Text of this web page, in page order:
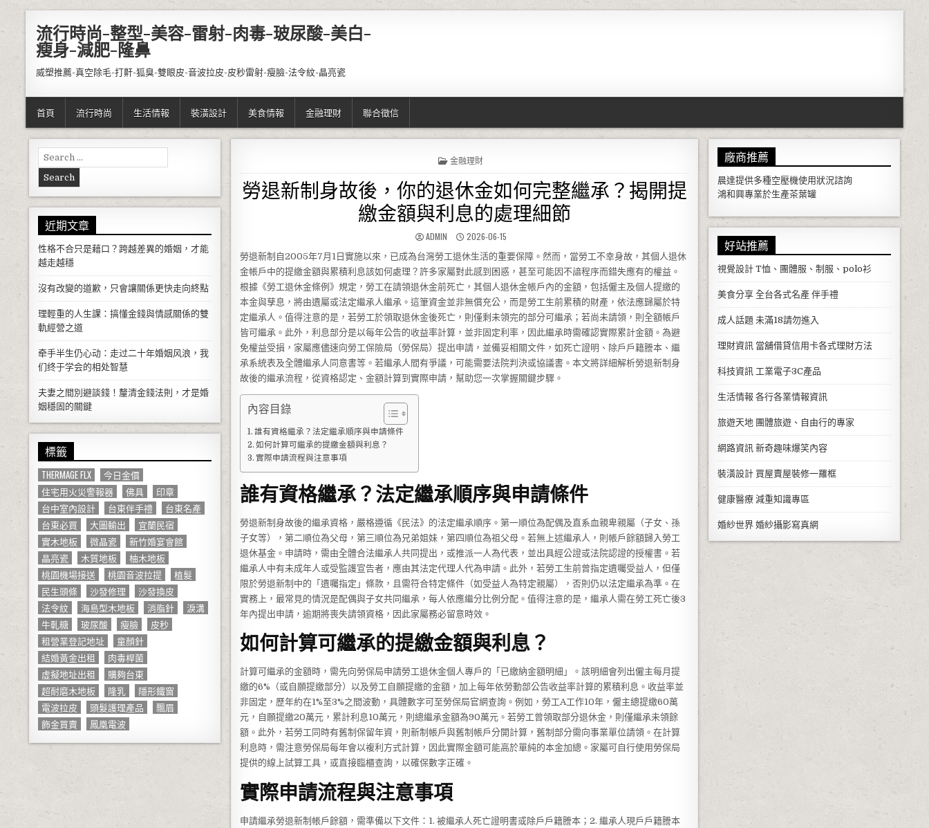
流行時尚-整型-美容-雷射-肉毒-玻尿酸-美白-
瘦身-減肥-隆鼻
威塑推薦-真空除毛-打鼾-狐臭-雙眼皮-音波拉皮-皮秒雷射-瘦臉-法令紋-晶亮瓷
首頁 流行時尚 生活情報 裝潢設計 美食情報 金融理財 聯合徵信
POSTED IN
金融理財
勞退新制身故後，你的退休金如何完整繼承？揭開提
繳金額與利息的處理細節
AUTHOR:
ADMIN PUBLISHED DATE:
2026-06-15
勞退新制自2005年7月1日實施以來，已成為台灣勞工退休生活的重要保障。然而，當勞工不幸身故，其個人退休
金帳戶中的提繳金額與累積利息該如何處理？許多家屬對此感到困惑，甚至可能因不諳程序而錯失應有的權益。
根據《勞工退休金條例》規定，勞工在請領退休金前死亡，其個人退休金帳戶內的金額，包括僱主及個人提繳的
本金與孳息，將由遺屬或法定繼承人繼承。這筆資金並非無償充公，而是勞工生前累積的財產，依法應歸屬於特
定繼承人。值得注意的是，若勞工於領取退休金後死亡，則僅剩未領完的部分可繼承；若尚未請領，則全額帳戶
皆可繼承。此外，利息部分是以每年公告的收益率計算，並非固定利率，因此繼承時需確認實際累計金額。為避
免權益受損，家屬應儘速向勞工保險局（勞保局）提出申請，並備妥相關文件，如死亡證明、除戶戶籍謄本、繼
承系統表及全體繼承人同意書等。若繼承人間有爭議，可能需要法院判決或協議書。本文將詳細解析勞退新制身
故後的繼承流程，從資格認定、金額計算到實際申請，幫助您一次掌握關鍵步驟。
內容目錄
誰有資格繼承？法定繼承順序與申請條件
如何計算可繼承的提繳金額與利息？
實際申請流程與注意事項
誰有資格繼承？法定繼承順序與申請條件
勞退新制身故後的繼承資格，嚴格遵循《民法》的法定繼承順序。第一順位為配偶及直系血親卑親屬（子女、孫
子女等），第二順位為父母，第三順位為兄弟姐妹，第四順位為祖父母。若無上述繼承人，則帳戶餘額歸入勞工
退休基金。申請時，需由全體合法繼承人共同提出，或推派一人為代表，並出具經公證或法院認證的授權書。若
繼承人中有未成年人或受監護宣告者，應由其法定代理人代為申請。此外，若勞工生前曾指定遺囑受益人，但僅
限於勞退新制中的「遺囑指定」條款，且需符合特定條件（如受益人為特定親屬），否則仍以法定繼承為準。在
實務上，最常見的情況是配偶與子女共同繼承，每人依應繼分比例分配。值得注意的是，繼承人需在勞工死亡後3
年內提出申請，逾期將喪失請領資格，因此家屬務必留意時效。
如何計算可繼承的提繳金額與利息？
計算可繼承的金額時，需先向勞保局申請勞工退休金個人專戶的「已繳納金額明細」。該明細會列出僱主每月提
繳的6%（或自願提繳部分）以及勞工自願提繳的金額，加上每年依勞動部公告收益率計算的累積利息。收益率並
非固定，歷年約在1%至3%之間波動，具體數字可至勞保局官網查詢。例如，勞工A工作10年，僱主總提繳60萬
元，自願提繳20萬元，累計利息10萬元，則總繼承金額為90萬元。若勞工曾領取部分退休金，則僅繼承未領餘
額。此外，若勞工同時有舊制保留年資，則新制帳戶與舊制帳戶分開計算，舊制部分需向事業單位請領。在計算
利息時，需注意勞保局每年會以複利方式計算，因此實際金額可能高於單純的本金加總。家屬可自行使用勞保局
提供的線上試算工具，或直接臨櫃查詢，以確保數字正確。
實際申請流程與注意事項
申請繼承勞退新制帳戶餘額，需準備以下文件：1. 被繼承人死亡證明書或除戶戶籍謄本；2. 繼承人現戶戶籍謄本
Search for:
近期文章
性格不合只是藉口？跨越差異的婚姻，才能
越走越穩
沒有改變的道歉，只會讓關係更快走向終點
理輕重的人生課：搞懂金錢與情感關係的雙
軌經營之道
牵手半生仍心动：走过二十年婚姻风浪，我
们终于学会的相处智慧
夫妻之間別避談錢！釐清金錢法則，才是婚
姻穩固的關鍵
標籤
THERMAGE FLX
今日金價
住宅用火災警報器
佛具
印章
台中室內設計
台東伴手禮
台東名產
台東必買
大圖輸出
宜蘭民宿
實木地板
微晶瓷
新竹婚宴會館
晶亮瓷
木質地板
柚木地板
桃園機場接送
桃園音波拉提
植髮
民生頭條
沙發修理
沙發換皮
法令紋
海島型木地板 消脂針
淚溝
牛軋糖
玻尿酸 瘦臉
皮秒
租營業登記地址
童顏針
結婚黃金出租
肉毒桿菌
虛擬地址出租
購夠台東
超耐磨木地板
隆乳
隱形鐵窗
電波拉皮
頭髮護理產品
飄眉
飾金買賣
鳳凰電波
廠商推薦
晨達提供多種空壓機使用狀況諮詢
鴻和興專業於生產茶葉罐
好站推薦
視覺設計T恤、團體服、制服、polo衫
美食分享全台各式名產 伴手禮
成人話題未滿18請勿進入
理財資訊當舖借貸信用卡各式理財方法
科技資訊工業電子3C產品
生活情報 各行各業情報資訊
旅遊天地團體旅遊、自由行的專家
網路資訊新奇趣味爆笑內容
裝潢設計買屋賣屋裝修一羅框
健康醫療減重知識專區
婚紗世界婚紗攝影寫真網